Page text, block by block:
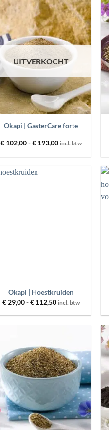
Toevoegen
aan
wenslijst
UITVERKOCHT
Okapi | GasterCare forte
€102,00-€193,00Prijsklasse:
tot
incl. btw
Okapi | Hoestkruiden
€29,00-€112,50Prijsklasse:
tot
incl. btw
Toevoegen
aan
wenslijst